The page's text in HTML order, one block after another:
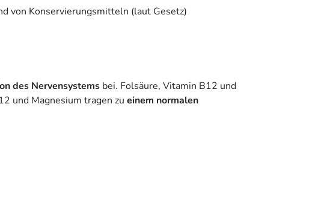
von Konservierungsmitteln (laut Gesetz)
des Nervensystems bei. Folsäure, Vitamin B12 und
und Magnesium tragen zu einem normalen